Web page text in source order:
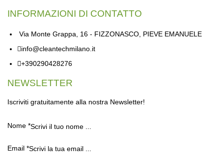
INFORMAZIONI DI CONTATTO
Via Monte Grappa, 16 - FIZZONASCO, PIEVE EMANUELE
info@cleantechmilano.it
+390290428276
NEWSLETTER
Iscriviti gratuitamente alla nostra Newsletter!
Nome *
Email *